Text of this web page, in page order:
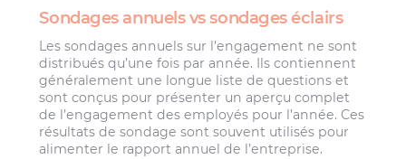
Sondages annuels vs sondages éclairs
Les sondages annuels sur l’engagement ne sont
distribués qu’une fois par année. Ils contiennent
généralement une longue liste de questions et
sont conçus pour présenter un aperçu complet
de l’engagement des employés pour l’année. Ces
résultats de sondage sont souvent utilisés pour
alimenter le rapport annuel de l’entreprise.